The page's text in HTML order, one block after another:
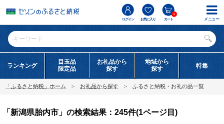
ログイン お気に入り カート
0
ランキング
目玉品
限定品
お礼品から
探す
地域から
探す
特集
「ふるさと納税」ホーム お礼品から探す ふるさと納税・お礼の品一覧
「新潟県胎内市」の検索結果：245件(1ページ目)
メニュー